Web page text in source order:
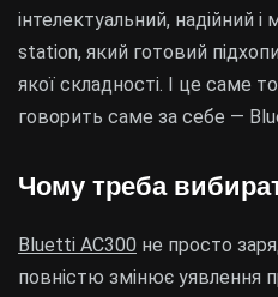
інтелектуальний, надійний
station, який готовий
якої складності. І це саме
говорить саме за себе —
Чому треба
Bluetti AC300 не просто
повністю змінює уявлення